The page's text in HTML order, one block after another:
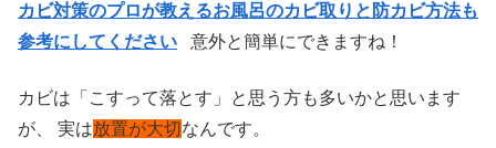
カビ対策のプロが教えるお風呂のカビ取りと防カビ方法も
参考にしてください 意外と簡単にできますね！
カビは「こすって落とす」と思う方も多いかと思います
が、 実は放置が大切なんです。